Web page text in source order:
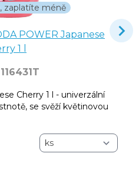
zaplatíte méně
POWER Japanese
1 l
116431T
Cherry 1 l - univerzální
se svěží květinovou